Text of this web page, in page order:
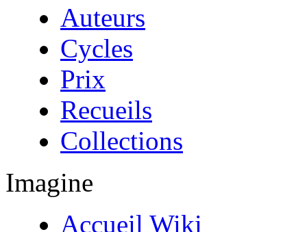
Auteurs
Cycles
Prix
Recueils
Collections
Imagine
Accueil Wiki